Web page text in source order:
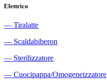
Elettrico
― Tiralatte
― Scaldabiberon
― Sterilizzatore
― Cuocipappa/Omogeneizzatore